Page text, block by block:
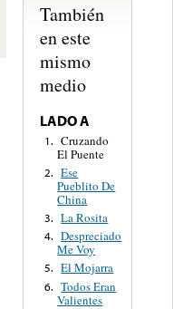
También
en este
mismo
medio
LADO A
1. Cruzando
El Puente
2. Ese
Pueblito De
China
3. La Rosita
4. Despreciado
Me Voy
5. El Mojarra
6. Todos Eran
Valientes